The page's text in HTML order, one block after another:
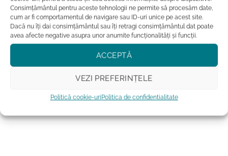
Consimțământul pentru aceste tehnologii ne permite să procesăm date,
cum ar fi comportamentul de navigare sau ID-uri unice pe acest site.
Dacă nu îți dai consimțământul sau îți retragi consimțământul dat poate
avea afecte negative asupra unor anumite funcționalități și funcții.
ACCEPTĂ
VEZI PREFERINȚELE
Politică cookie-uriPolitica de confidentialitate
ACCESORII
Manusi cu Pisici Adorabile
5din 5
mai
ACCESORII
Sosete pufoase Cat Paws
Evaluat la
5din 5
54.99
ADAUGĂ ÎN COȘ
produs
mai